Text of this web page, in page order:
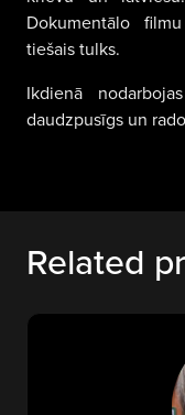
Dokumentālo
tiešais tulks.
Ikdienā
daudzpusīgs un
Related